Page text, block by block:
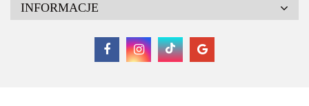
INFORMACJE